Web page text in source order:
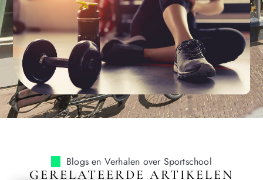
Blogs en Verhalen over Sportschool
GERELATEERDE ARTIKELEN